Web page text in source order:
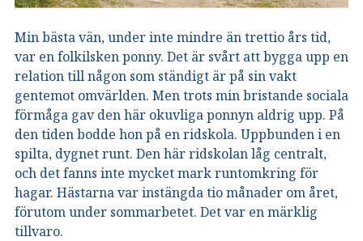
Min bästa vän, under inte mindre än trettio års tid,
var en folkilsken ponny. Det är svårt att bygga upp en
relation till någon som ständigt är på sin vakt
gentemot omvärlden. Men trots min bristande sociala
förmåga gav den här okuvliga ponnyn aldrig upp. På
den tiden bodde hon på en ridskola. Uppbunden i en
spilta, dygnet runt. Den här ridskolan låg centralt,
och det fanns inte mycket mark runtomkring för
hagar. Hästarna var instängda tio månader om året,
förutom under sommarbetet. Det var en märklig
tillvaro.